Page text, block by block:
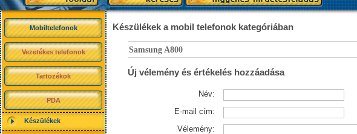
Mobiltelefonok
Vezetékes telefonok
Tartozékok
PDA
Készülékek
Készülékek a mobil telefonok kategóriában
Samsung A800
Új vélemény és értékelés hozzáadása
Név:
E-mail cím:
Vélemény: